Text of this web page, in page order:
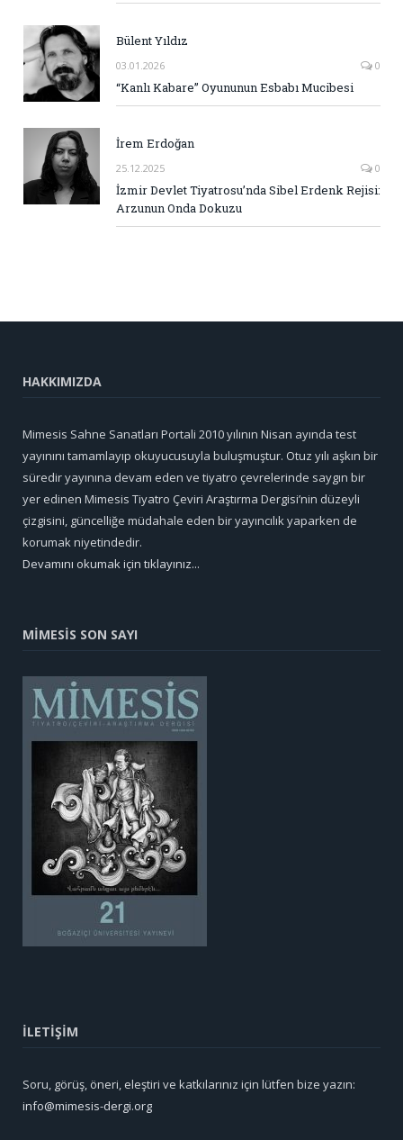
Bülent Yıldız
03.01.2026 0
“Kanlı Kabare” Oyununun Esbabı Mucibesi
İrem Erdoğan
25.12.2025 0
İzmir Devlet Tiyatrosu’nda Sibel Erdenk Rejisi:
Arzunun Onda Dokuzu
HAKKIMIZDA
Mimesis Sahne Sanatları Portali 2010 yılının Nisan ayında test
yayınını tamamlayıp okuyucusuyla buluşmuştur. Otuz yılı aşkın bir
süredir yayınına devam eden ve tiyatro çevrelerinde saygın bir
yer edinen Mimesis Tiyatro Çeviri Araştırma Dergisi’nin düzeyli
çizgisini, güncelliğe müdahale eden bir yayıncılık yaparken de
korumak niyetindedir.
Devamını okumak için tıklayınız...
MİMESİS SON SAYI
İLETİŞİM
Soru, görüş, öneri, eleştiri ve katkılarınız için lütfen bize yazın:
info@mimesis-dergi.org